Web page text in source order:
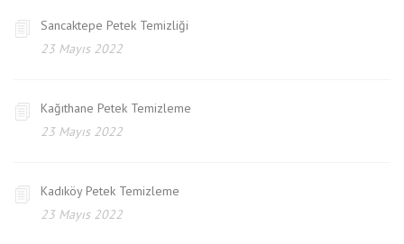
Sancaktepe Petek Temizliği
23 Mayıs 2022
Kağıthane Petek Temizleme
23 Mayıs 2022
Kadıköy Petek Temizleme
23 Mayıs 2022